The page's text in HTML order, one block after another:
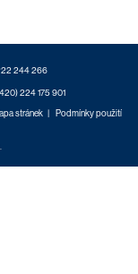
244 266
224 175 901
stránek |
Podmínky použití